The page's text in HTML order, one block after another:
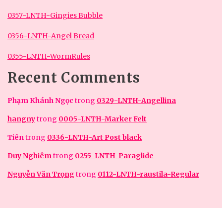
0357-LNTH-Gingies Bubble
0356-LNTH-Angel Bread
0355-LNTH-WormRules
Recent Comments
Phạm Khánh Ngọc trong 0329-LNTH-Angellina
hangnytrong 0005-LNTH-Marker Felt
Tiêntrong 0336-LNTH-Art Post black
Duy Nghiêmtrong 0255-LNTH-Paraglide
Nguyễn Văn Trọngtrong 0112-LNTH-raustila-Regular